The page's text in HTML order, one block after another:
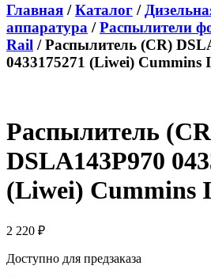
Главная /Каталог /
аппаратура /Распылители
Rail / Распылитель (CR)
0433175271 (Liwei) Cummins
Распылитель
DSLA143P970
(Liwei) Cummins
2 220 ₽
Доступно для предзаказа